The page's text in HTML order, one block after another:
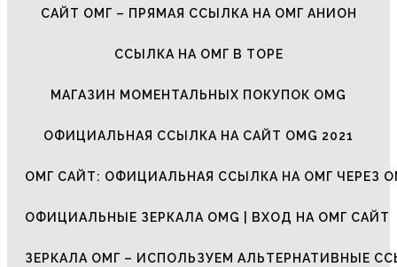
САЙТ ОМГ – ПРЯМАЯ ССЫЛКА НА ОМГ АНИОН
ССЫЛКА НА ОМГ В ТОРЕ
МАГАЗИН МОМЕНТАЛЬНЫХ ПОКУПОК OMG
ОФИЦИАЛЬНАЯ ССЫЛКА НА САЙТ OMG 2021
ОМГ САЙТ: ОФИЦИАЛЬНАЯ ССЫЛКА НА ОМГ ЧЕРЕЗ
ОФИЦИАЛЬНЫЕ ЗЕРКАЛА OMG | ВХОД НА ОМГ САЙТ
ЗЕРКАЛА ОМГ – ИСПОЛЬЗУЕМ АЛЬТЕРНАТИВНЫЕ